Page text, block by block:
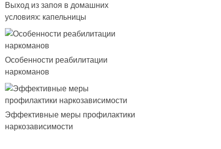
Выход из запоя в домашних
условиях: капельницы
Особенности реабилитации
наркоманов
Эффективные меры профилактики
наркозависимости